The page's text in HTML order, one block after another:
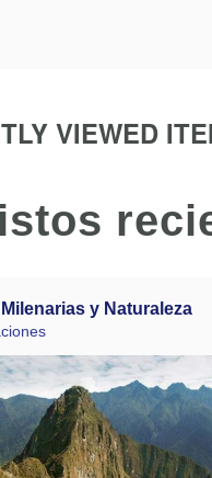
VIEWED
y Naturaleza